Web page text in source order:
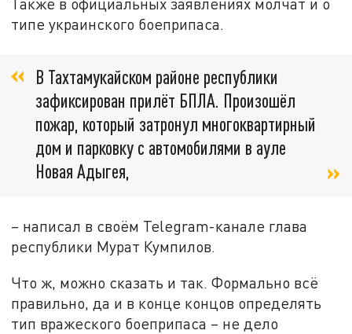
типе украинского боеприпаса.
В Тахтамукайском районе республики
зафиксирован прилёт БПЛА. Произошёл
пожар, который затронул многоквартирный
дом и парковку с автомобилями в ауле
Новая Адыгея,
– написал в своём Telegram-канале глава
республики Мурат Кумпилов.
Что ж, можно сказать и так. Формально всё
правильно, да и в конце концов определять
тип вражеского боеприпаса – не дело